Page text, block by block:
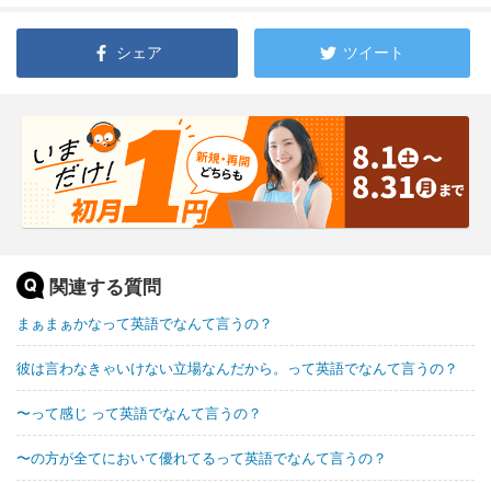
シェア ツイート
関連する質問
まぁまぁかなって英語でなんて言うの？
彼は言わなきゃいけない立場なんだから。って英語でなんて言うの？
〜って感じ って英語でなんて言うの？
〜の方が全てにおいて優れてるって英語でなんて言うの？